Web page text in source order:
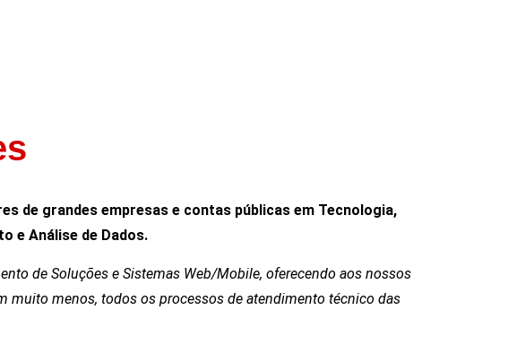
de grandes empresas e contas públicas em Tecnologia,
e Análise de Dados.
de Soluções e Sistemas Web/Mobile, oferecendo aos nossos
muito menos, todos os processos de atendimento técnico das